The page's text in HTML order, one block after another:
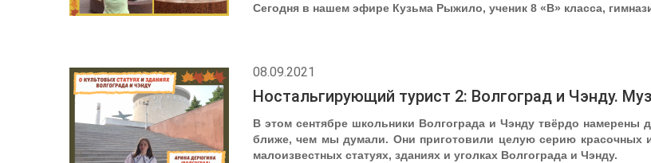
Сегодня в нашем эфире Кузьма Рыжило, ученик 8 «В» класса,
08.09.2021
Ностальгирующий турист 2: Волгоград и Чэнду.
В этом сентябре школьники Волгограда и Чэнду твёрдо намерены
ближе, чем мы думали. Они приготовили целую серию красочных
малоизвестных статуях, зданиях и уголках Волгограда и Чэнду.